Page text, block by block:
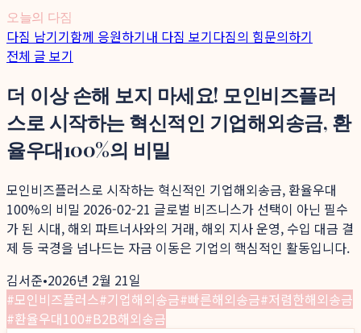
오늘의 다짐
다짐 남기기함께 응원하기내 다짐 보기다짐의 힘문의하기
전체 글 보기
더 이상 손해 보지 마세요! 모인비즈플러
스로 시작하는 혁신적인 기업해외송금, 환
율우대100%의 비밀
모인비즈플러스로 시작하는 혁신적인 기업해외송금, 환율우대
100%의 비밀 2026-02-21 글로벌 비즈니스가 선택이 아닌 필수
가 된 시대, 해외 파트너사와의 거래, 해외 지사 운영, 수입 대금 결
제 등 국경을 넘나드는 자금 이동은 기업의 핵심적인 활동입니다.
김서준•2026년 2월 21일
#모인비즈플러스#기업해외송금#빠른해외송금#저렴한해외송금
#환율우대100#B2B해외송금